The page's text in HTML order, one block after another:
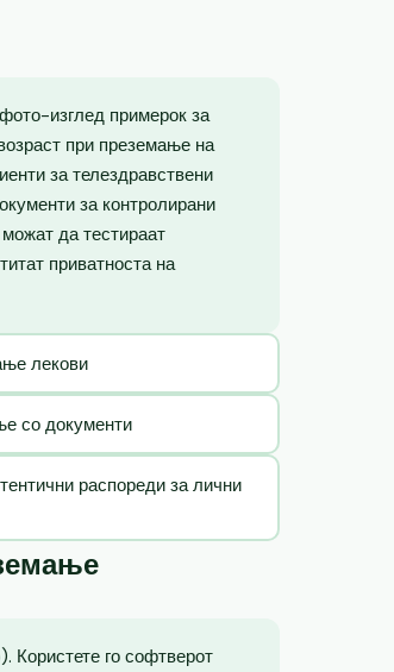
изглед примерок за
при преземање на
за телездравствени
за контролирани
да тестираат
приватноста на
лекови
со документи
распореди за лични
Користете го софтверот